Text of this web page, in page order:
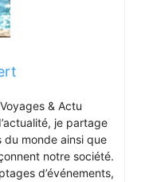
& Actu
je partage
du monde ainsi que
notre société.
d’événements,